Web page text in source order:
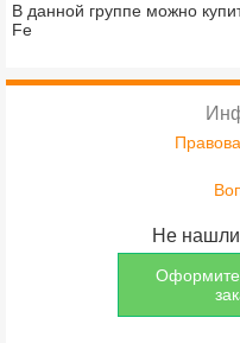
В данной группе можно
Fe
Не
Оформите